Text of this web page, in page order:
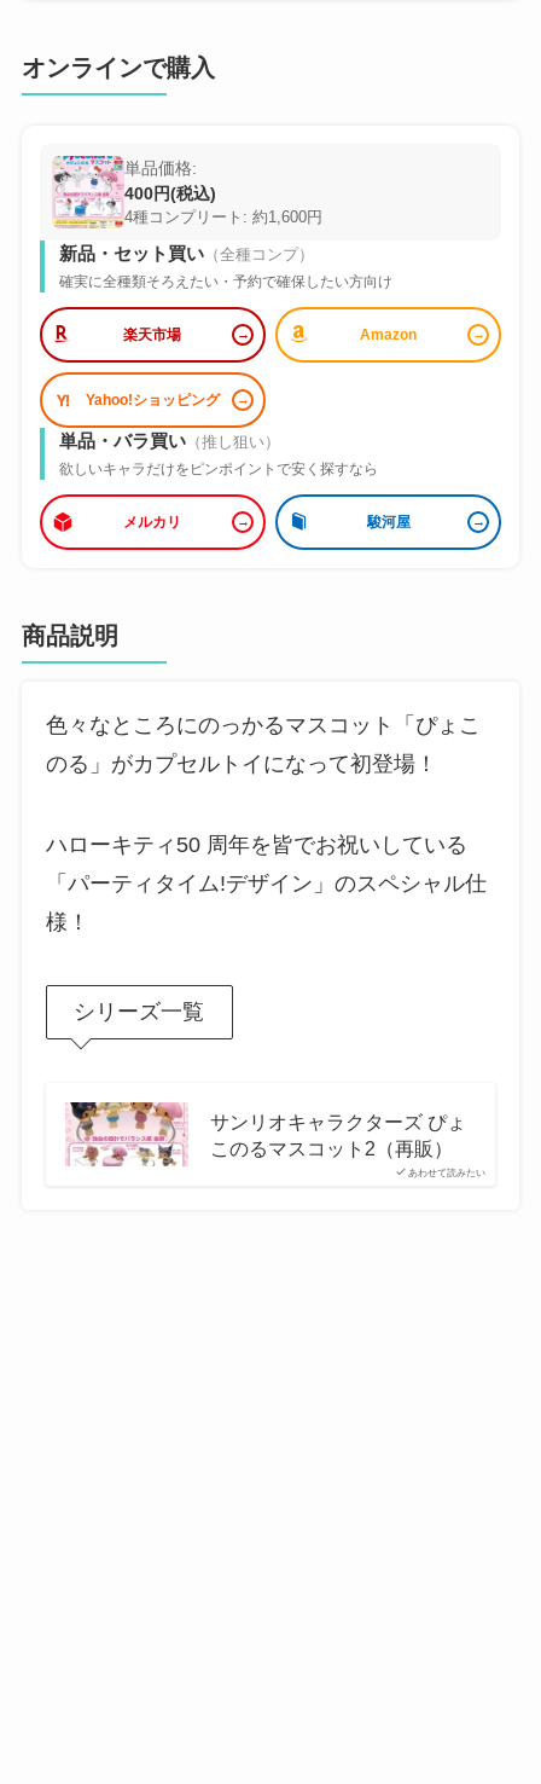
オンラインで購入
単品価格:
400円(税込)
4種コンプリート: 約1,600円
新品・セット買い（全種コンプ）
確実に全種類そろえたい・予約で確保したい方向け
楽天市場 Amazon
Yahoo!ショッピング
単品・バラ買い（推し狙い）
欲しいキャラだけをピンポイントで安く探すなら
メルカリ 駿河屋
商品説明
色々なところにのっかるマスコット「ぴょこ
のる」がカプセルトイになって初登場！
ハローキティ50 周年を皆でお祝いしている
「パーティタイム!デザイン」のスペシャル仕
様！
シリーズ一覧
あわせて読みたい
サンリオキャラクターズ ぴょ
このるマスコット2（再販）